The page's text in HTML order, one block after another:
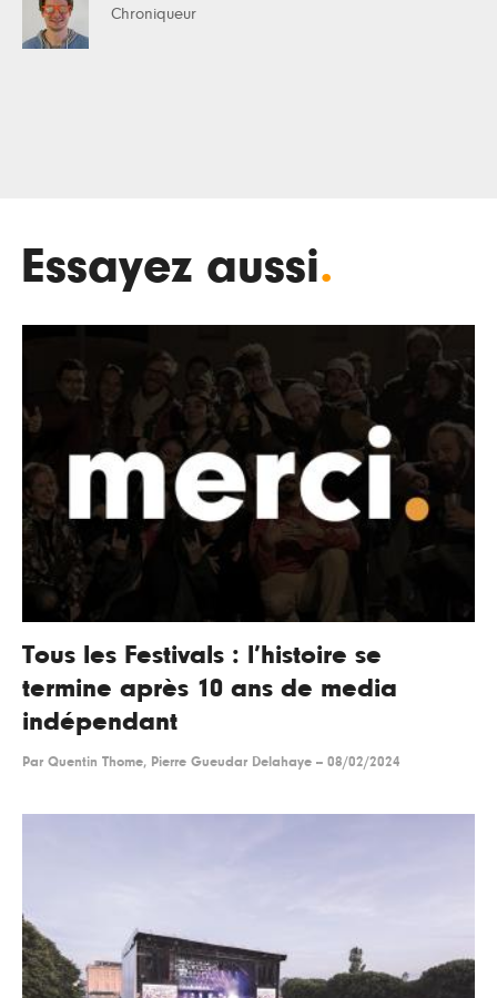
Chroniqueur
Essayez aussi.
Tous les Festivals : l’histoire se
termine après 10 ans de media
indépendant
Par Quentin Thome, Pierre Gueudar Delahaye -- 08/02/2024